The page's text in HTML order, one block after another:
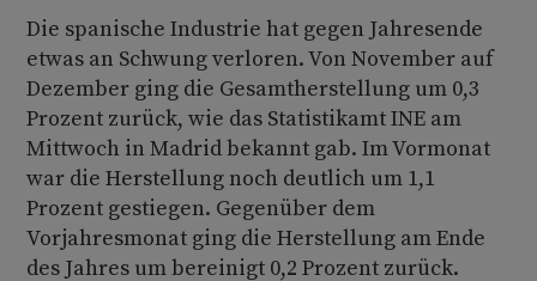
Die spanische Industrie hat gegen Jahresende
etwas an Schwung verloren. Von November auf
Dezember ging die Gesamtherstellung um 0,3
Prozent zurück, wie das Statistikamt INE am
Mittwoch in Madrid bekannt gab. Im Vormonat
war die Herstellung noch deutlich um 1,1
Prozent gestiegen. Gegenüber dem
Vorjahresmonat ging die Herstellung am Ende
des Jahres um bereinigt 0,2 Prozent zurück.